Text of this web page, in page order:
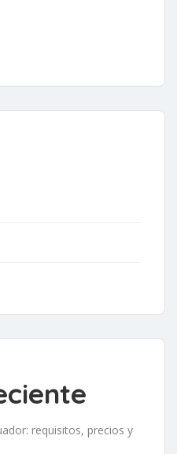
requisitos, precios y